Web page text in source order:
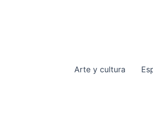
Arte y cultura